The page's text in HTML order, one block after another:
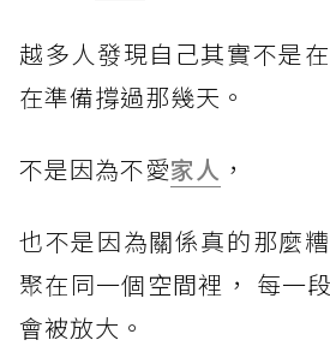
越多人發現自己其實不是
在準備撐過那幾天。
不是因為不愛家人 ，
也不是因為關係真的那麼
聚在同一個空間裡， 每一
會被放大。